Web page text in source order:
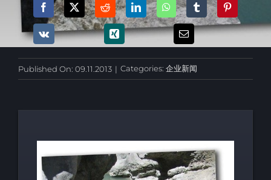
Published On: 09.11.2013 | Categories: 企业新闻